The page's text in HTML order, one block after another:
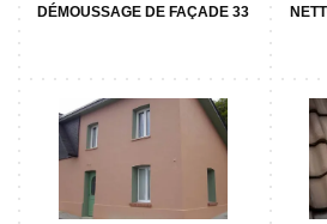
DÉMOUSSAGE DE FAÇADE 33